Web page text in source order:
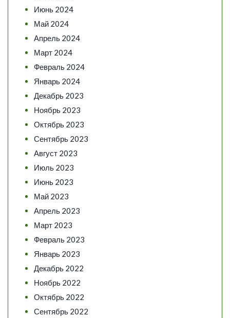
Июнь 2024
Май 2024
Апрель 2024
Март 2024
Февраль 2024
Январь 2024
Декабрь 2023
Ноябрь 2023
Октябрь 2023
Сентябрь 2023
Август 2023
Июль 2023
Июнь 2023
Май 2023
Апрель 2023
Март 2023
Февраль 2023
Январь 2023
Декабрь 2022
Ноябрь 2022
Октябрь 2022
Сентябрь 2022